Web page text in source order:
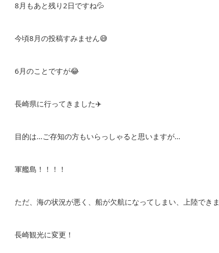
8月もあと残り2日ですね💦
今頃8月の投稿すみません😅
6月のことですが😂
長崎県に行ってきました✈️
目的は…ご存知の方もいらっしゃると思いますが…
軍艦島！！！！
ただ、海の状況が悪く、船が欠航になってしまい、上陸でき
長崎観光に変更！